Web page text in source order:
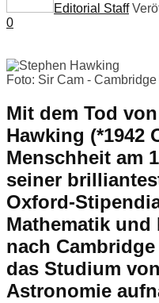
Editorial Staff
0
Foto: Sir Cam -
Mit dem Tod
Hawking (*1942
Menschheit am
seiner
Oxford-
Mathematik und
nach
das Studium
Astronomie